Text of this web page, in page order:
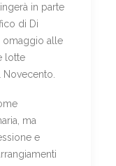
in parte
di Di
omaggio alle
lotte
ma
e